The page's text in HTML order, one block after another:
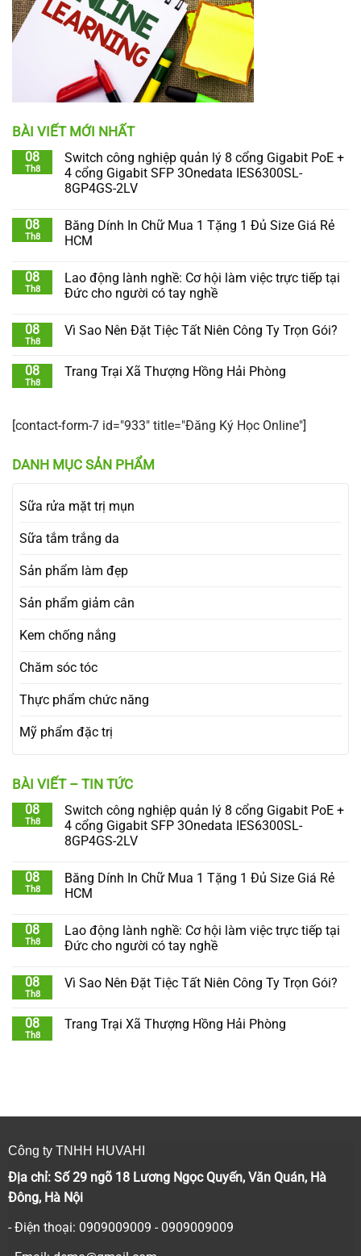
BÀI VIẾT MỚI NHẤT
08
Th8
Switch công nghiệp quản lý 8 cổng Gigabit PoE +
4 cổng Gigabit SFP 3Onedata IES6300SL-
8GP4GS-2LV
08
Th8
Băng Dính In Chữ Mua 1 Tặng 1 Đủ Size Giá Rẻ
HCM
08
Th8
Lao động lành nghề: Cơ hội làm việc trực tiếp tại
Đức cho người có tay nghề
08
Th8
Vì Sao Nên Đặt Tiệc Tất Niên Công Ty Trọn Gói?
08
Th8
Trang Trại Xã Thượng Hồng Hải Phòng
[contact-form-7 id="933" title="Đăng Ký Học Online"]
DANH MỤC SẢN PHẨM
Sữa rửa mặt trị mụn
Sữa tắm trắng da
Sản phẩm làm đẹp
Sản phẩm giảm cân
Kem chống nắng
Chăm sóc tóc
Thực phẩm chức năng
Mỹ phẩm đặc trị
BÀI VIẾT – TIN TỨC
08
Th8
Switch công nghiệp quản lý 8 cổng Gigabit PoE +
4 cổng Gigabit SFP 3Onedata IES6300SL-
8GP4GS-2LV
08
Th8
Băng Dính In Chữ Mua 1 Tặng 1 Đủ Size Giá Rẻ
HCM
08
Th8
Lao động lành nghề: Cơ hội làm việc trực tiếp tại
Đức cho người có tay nghề
08
Th8
Vì Sao Nên Đặt Tiệc Tất Niên Công Ty Trọn Gói?
08
Th8
Trang Trại Xã Thượng Hồng Hải Phòng
Công ty TNHH HUVAHI
Địa chỉ: Số 29 ngõ 18 Lương Ngọc Quyến, Văn Quán, Hà
Đông, Hà Nội
- Điện thoại: 0909009009 - 0909009009